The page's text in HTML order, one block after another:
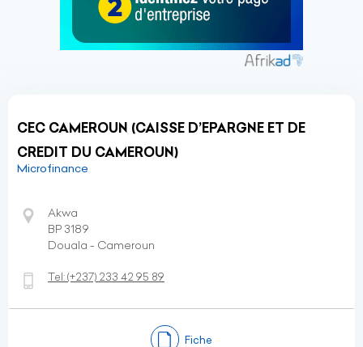
CEC CAMEROUN (CAISSE D’EPARGNE ET DE
CREDIT DU CAMEROUN)
Microfinance
Akwa
BP 3189
Douala - Cameroun
Tel:(+237) 233 42 95 89
Fiche